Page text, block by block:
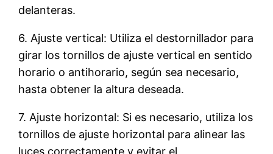
delanteras.
6. Ajuste vertical: Utiliza el destornillador para
girar los tornillos de ajuste vertical en sentido
horario o antihorario, según sea necesario,
hasta obtener la altura deseada.
7. Ajuste horizontal: Si es necesario, utiliza los
tornillos de ajuste horizontal para alinear las
luces correctamente y evitar el